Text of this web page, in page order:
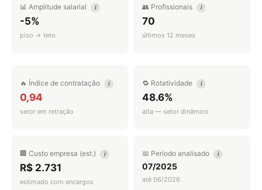
📊 Amplitude salarial i
-5%
piso → teto
👥 Profissionais i
70
últimos 12 meses
🔥 Índice de contratação i
0,94
setor em retração
🔁 Rotatividade i
48.6%
alta — setor dinâmico
🏢 Custo empresa (est.) i
R$ 2.731
estimado com encargos
📅 Período analisado i
07/2025
até 06/2026